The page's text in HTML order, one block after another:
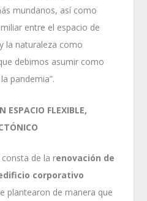
mundanos, así como
entre el espacio de
la naturaleza como
debimos asumir como
pandemia”.
ESPACIO FLEXIBLE,
de la renovación de
corporativo
plantearon de manera que